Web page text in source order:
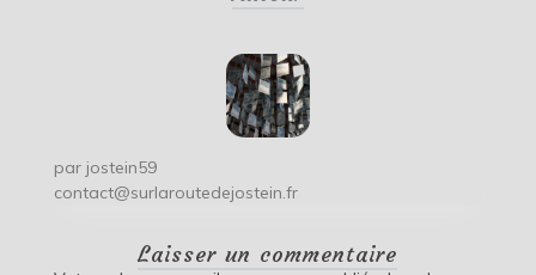
par jostein59
contact@surlaroutedejostein.fr
Laisser un commentaire